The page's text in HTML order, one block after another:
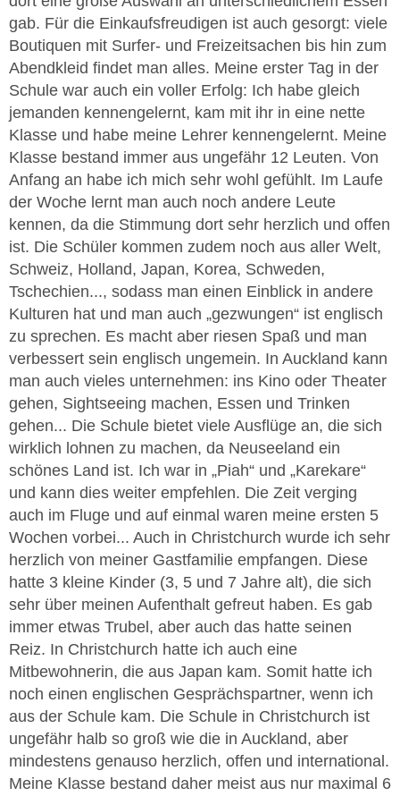
gab. Für die Einkaufsfreudigen ist auch gesorgt: viele
Boutiquen mit Surfer- und Freizeitsachen bis hin zum
Abendkleid findet man alles. Meine erster Tag in der
Schule war auch ein voller Erfolg: Ich habe gleich
jemanden kennengelernt, kam mit ihr in eine nette
Klasse und habe meine Lehrer kennengelernt. Meine
Klasse bestand immer aus ungefähr 12 Leuten. Von
Anfang an habe ich mich sehr wohl gefühlt. Im Laufe
der Woche lernt man auch noch andere Leute
kennen, da die Stimmung dort sehr herzlich und offen
ist. Die Schüler kommen zudem noch aus aller Welt,
Schweiz, Holland, Japan, Korea, Schweden,
Tschechien..., sodass man einen Einblick in andere
Kulturen hat und man auch „gezwungen“ ist englisch
zu sprechen. Es macht aber riesen Spaß und man
verbessert sein englisch ungemein. In Auckland kann
man auch vieles unternehmen: ins Kino oder Theater
gehen, Sightseeing machen, Essen und Trinken
gehen... Die Schule bietet viele Ausflüge an, die sich
wirklich lohnen zu machen, da Neuseeland ein
schönes Land ist. Ich war in „Piah“ und „Karekare“
und kann dies weiter empfehlen. Die Zeit verging
auch im Fluge und auf einmal waren meine ersten 5
Wochen vorbei... Auch in Christchurch wurde ich sehr
herzlich von meiner Gastfamilie empfangen. Diese
hatte 3 kleine Kinder (3, 5 und 7 Jahre alt), die sich
sehr über meinen Aufenthalt gefreut haben. Es gab
immer etwas Trubel, aber auch das hatte seinen
Reiz. In Christchurch hatte ich auch eine
Mitbewohnerin, die aus Japan kam. Somit hatte ich
noch einen englischen Gesprächspartner, wenn ich
aus der Schule kam. Die Schule in Christchurch ist
ungefähr halb so groß wie die in Auckland, aber
mindestens genauso herzlich, offen und international.
Meine Klasse bestand daher meist aus nur maximal 6